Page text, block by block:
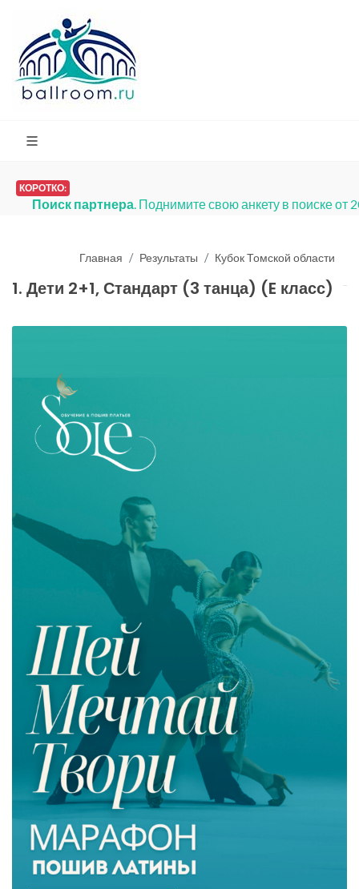
КОРОТКО:
Поиск партнера. Поднимите свою анкету в поиске от
Главная Результаты Кубок Томской области
1. Дети 2+1, Стандарт (3 танца) (E класс)